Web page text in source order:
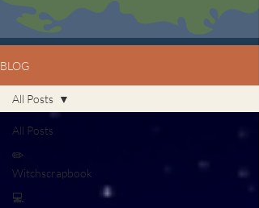
BLOG
All Posts
✏️
Witchscrapbook
💻
All Posts